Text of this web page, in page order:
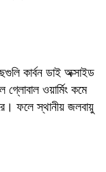
কার্বন ডাই অক্সাইড
ওয়ার্মিং কমে
ফলে স্থানীয় জলবায়ু